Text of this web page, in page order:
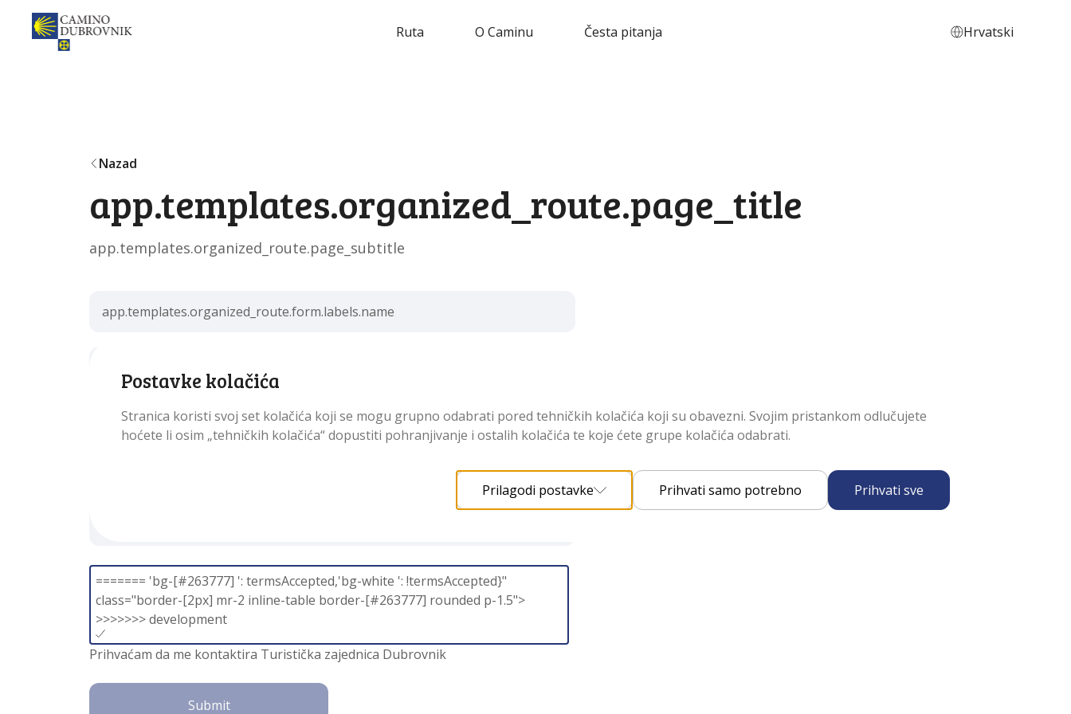
Ruta O Caminu Česta pitanja Hrvatski
Nazad
app.templates.organized_route.page_title
app.templates.organized_route.page_subtitle
app.templates.organized_route.form.labels.name
app.templates.organized_route.form.labels.date_fromapp.templates.organized_route.form.labels.num_of_travellers
======= 'bg-[#263777] ': termsAccepted,'bg-white ': !termsAccepted}"
class="border-[2px] mr-2 inline-table border-[#263777] rounded p-1.5">
>>>>>>> development
Prihvaćam da me kontaktira Turistička zajednica Dubrovnik
Submit
Postavke kolačića
Stranica koristi svoj set kolačića koji se mogu grupno odabrati pored tehničkih kolačića koji su obavezni. Svojim pristankom odlučujete
hoćete li osim „tehničkih kolačića“ dopustiti pohranjivanje i ostalih kolačića te koje ćete grupe kolačića odabrati.
Prilagodi postavke Prihvati samo potrebno Prihvati sve